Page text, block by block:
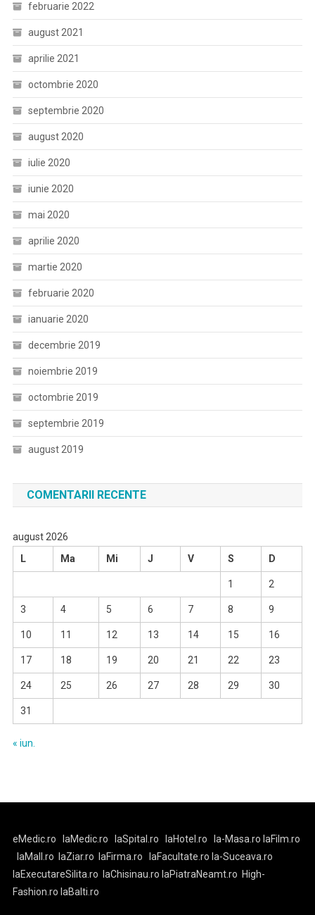
februarie 2022
august 2021
aprilie 2021
octombrie 2020
septembrie 2020
august 2020
iulie 2020
iunie 2020
mai 2020
aprilie 2020
martie 2020
februarie 2020
ianuarie 2020
decembrie 2019
noiembrie 2019
octombrie 2019
septembrie 2019
august 2019
COMENTARII RECENTE
august 2026
L
Ma Mi J V S D
1 2
3 4 5 6 7 8 9
10 11 12 13 14 15 16
17 18 19 20 21 22 23
24 25 26 27 28 29 30
31
« iun.
eMedic.ro laMedic.ro laSpital.ro laHotel.ro la-Masa.ro laFilm.ro
laMall.ro
laZiar.ro laFirma.ro laFacultate.ro la-Suceava.ro
laExecutareSilita.ro
laChisinau.ro laPiatraNeamt.ro High-
Fashion.ro laBalti.ro